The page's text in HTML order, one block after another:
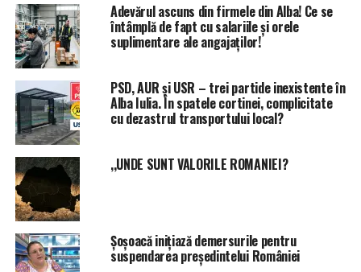
Adevărul ascuns din firmele din Alba! Ce se
întâmplă de fapt cu salariile și orele
suplimentare ale angajaților!
PSD, AUR și USR – trei partide inexistente în
Alba Iulia. În spatele cortinei, complicitate
cu dezastrul transportului local?
,,UNDE SUNT VALORILE ROMANIEI?
Șoșoacă inițiază demersurile pentru
suspendarea președintelui României